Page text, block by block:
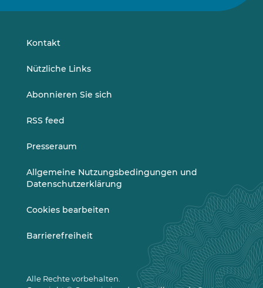
uns
uns
Kontakt
Nützliche Links
Abonnieren Sie sich
RSS feed
Presseraum
Allgemeine Nutzungsbedingungen und
Datenschutzerklärung
Cookies bearbeiten
Barrierefreiheit
Alle Rechte vorbehalten.